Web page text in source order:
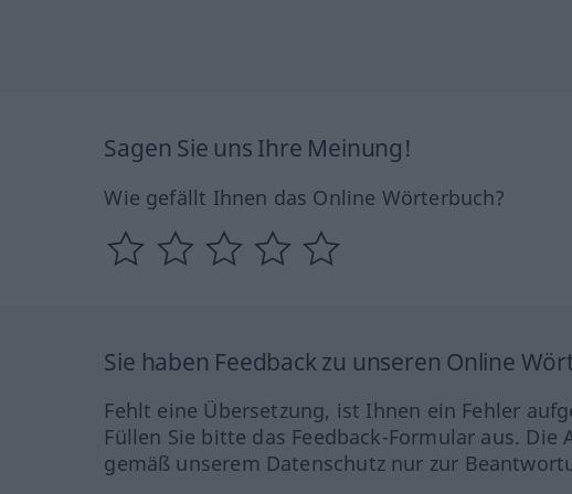
Sagen Sie uns Ihre Meinung!
Wie gefällt Ihnen das Online Wörterbuch?
Sie haben Feedback zu unseren Online
Fehlt eine Übersetzung, ist Ihnen ein Fehler
Füllen Sie bitte das Feedback-Formular aus.
gemäß unserem Datenschutz nur zur